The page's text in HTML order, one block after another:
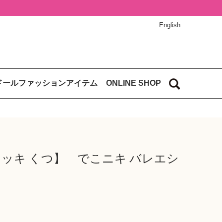
English
ールファッションアイテム ONLINE SHOP
ッキ くつ】 でこニキ バレエシ